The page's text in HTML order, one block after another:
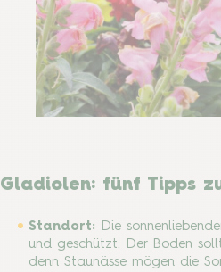
Gladiolen: fünf Tipps
Standort: Die
und geschützt. Der Boden
denn Staunässe mögen die